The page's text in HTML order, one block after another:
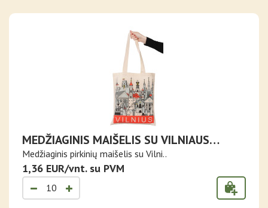
MEDŽIAGINIS MAIŠELIS SU VILNIAUS
VAIZDU
Medžiaginis pirkinių maišelis su Vilni..
1,36 EUR/vnt. su PVM